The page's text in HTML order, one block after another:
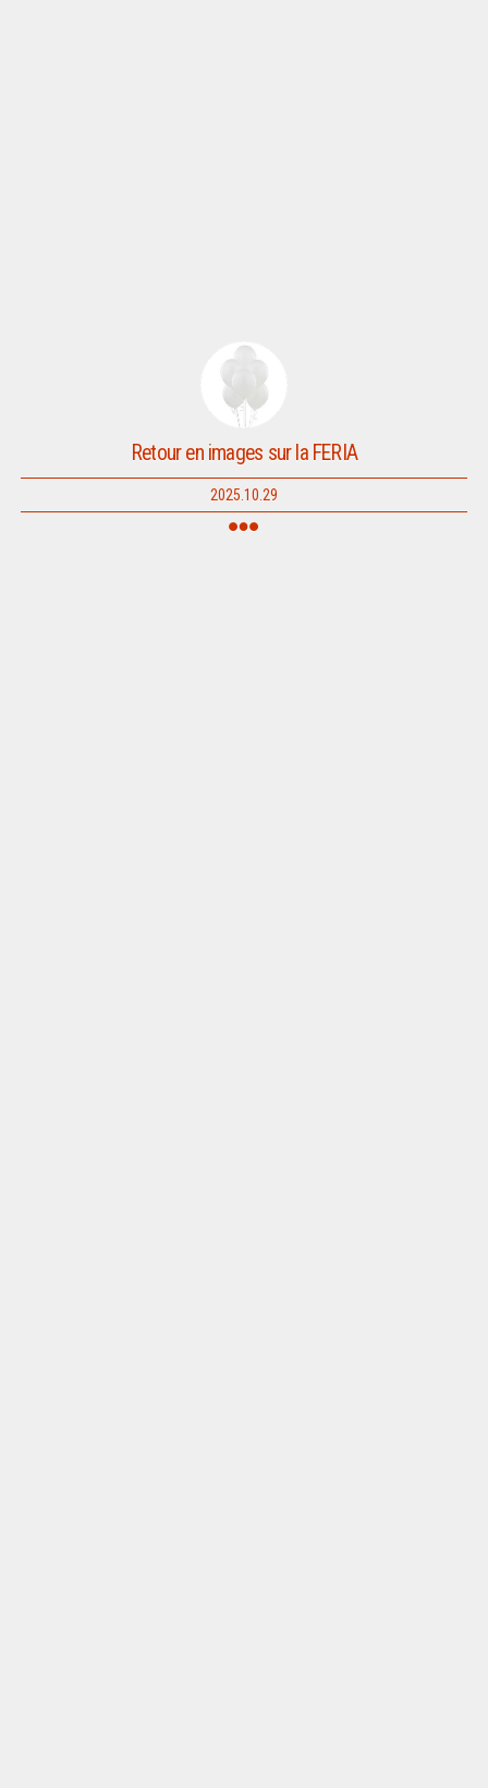
Retour en images sur la FERIA
2025.10.29